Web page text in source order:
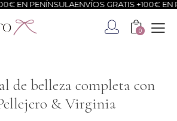
PENÍNSULAENVÍOS GRATIS +100€ EN
0
de belleza completa con
& Virginia